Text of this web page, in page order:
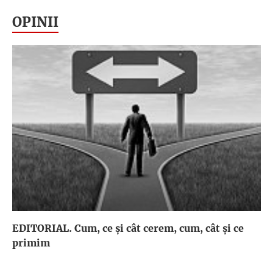
OPINII
EDITORIAL. Cum, ce şi cât cerem, cum, cât şi ce
primim